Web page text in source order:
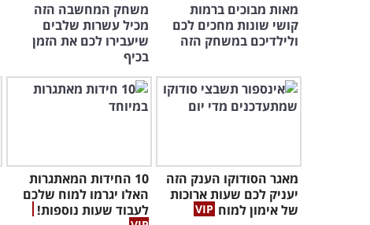
מאות מבוכים ברמות
קושי שונות מחכים לכם
ולילדיכם במשחק הזה
משחק המחשבה הזה
מכיל עשרות שלבים
שיעבירו לכם את הזמן
בכיף
מאגר הסודוקו הענק הזה
יעניק לכם שעות ארוכות
של אימון למוח
10 החידות המאתגרות
האלו יגרמו למוח שלכם
לעבוד שעות נוספות!